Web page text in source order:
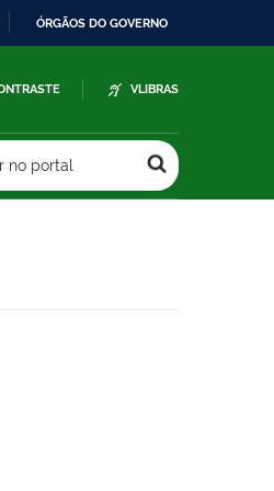
ÓRGÃOS DO GOVERNO
VLIBRAS
no portal